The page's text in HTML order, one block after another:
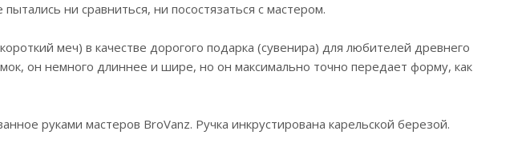
ни сравниться, ни посостязаться с мастером.
меч) в качестве дорогого подарка (сувенира) для любителей древнего
он немного длиннее и шире, но он максимально точно передает форму, как
руками мастеров BroVanz. Ручка инкрустирована карельской березой.